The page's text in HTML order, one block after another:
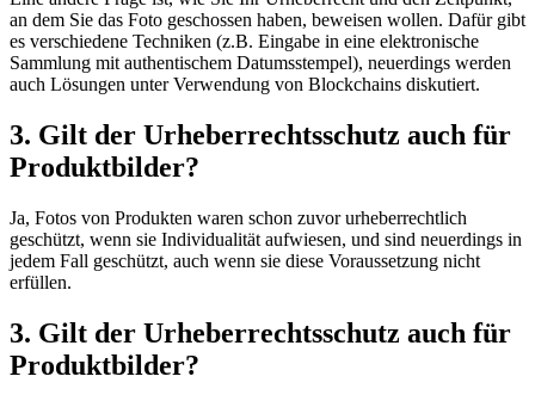
an dem Sie das Foto geschossen haben, beweisen wollen. Dafür gibt
es verschiedene Techniken (z.B. Eingabe in eine elektronische
Sammlung mit authentischem Datumsstempel), neuerdings werden
auch Lösungen unter Verwendung von Blockchains diskutiert.
3. Gilt der Urheberrechtsschutz auch für
Produktbilder?
Ja, Fotos von Produkten waren schon zuvor urheberrechtlich
geschützt, wenn sie Individualität aufwiesen, und sind neuerdings in
jedem Fall geschützt, auch wenn sie diese Voraussetzung nicht
erfüllen.
3. Gilt der Urheberrechtsschutz auch für
Produktbilder?